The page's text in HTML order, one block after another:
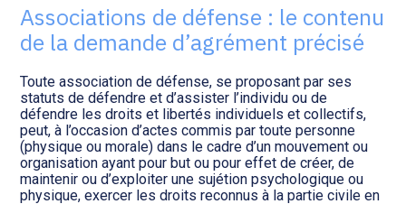
Procédures collectives
Transition numérique
Gérer vos ressources
Associations de défense : le contenu
de la demande d’agrément précisé
Toute association de défense, se proposant par ses
statuts de défendre et d’assister l’individu ou de
défendre les droits et libertés individuels et collectifs,
peut, à l’occasion d’actes commis par toute personne
(physique ou morale) dans le cadre d’un mouvement ou
organisation ayant pour but ou pour effet de créer, de
maintenir ou d’exploiter une sujétion psychologique ou
physique, exercer les droits reconnus à la partie civile en